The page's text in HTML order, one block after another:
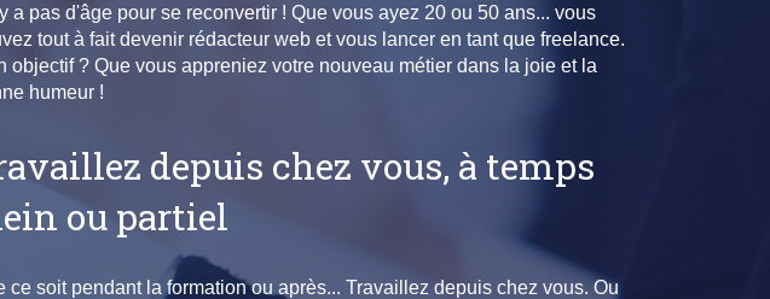
a pas d'âge pour se reconvertir ! Que vous ayez 20 ou 50 ans... vous
tout à fait devenir rédacteur web et vous lancer en tant que freelance.
objectif ? Que vous appreniez votre nouveau métier dans la joie et la
humeur !
depuis chez vous, à temps
ou partiel
ce soit pendant la formation ou après... Travaillez depuis chez vous. Ou